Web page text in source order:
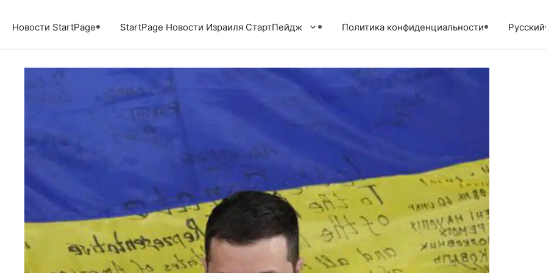
содержимому
Новости StartPage StartPage Новости Израиля СтартПейдж Политика конфиденциальности Русский